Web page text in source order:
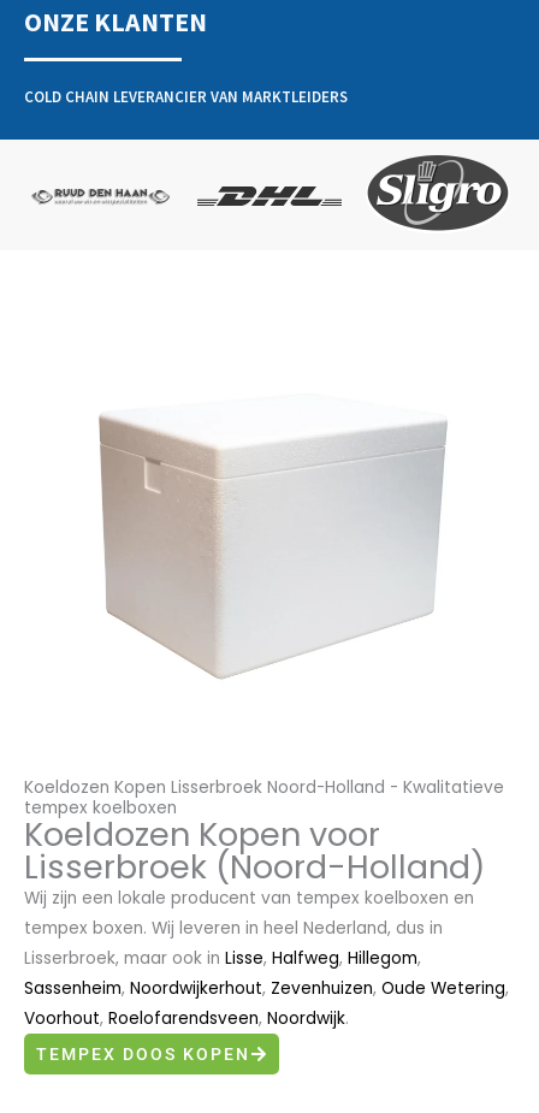
ONZE KLANTEN
COLD CHAIN LEVERANCIER VAN MARKTLEIDERS
Koeldozen Kopen Lisserbroek Noord-Holland - Kwalitatieve
tempex koelboxen
Koeldozen Kopen voor
Lisserbroek (Noord-Holland)
Wij zijn een lokale producent van tempex koelboxen en
tempex boxen. Wij leveren in heel Nederland, dus in
Lisserbroek, maar ook in Lisse, Halfweg, Hillegom,
Sassenheim, Noordwijkerhout, Zevenhuizen, Oude Wetering,
Voorhout, Roelofarendsveen, Noordwijk.
TEMPEX DOOS KOPEN